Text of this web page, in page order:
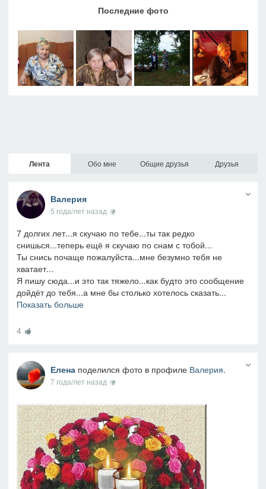
Последние фото
Лента Обо мне Общие друзья Друзья
Валерия
5 года/лет назад
7 долгих лет...я скучаю по тебе...ты так редко
снишься...теперь ещё я скучаю по снам с тобой...
Ты снись почаще пожалуйста...мне безумно тебя не
хватает...
Я пишу сюда...и это так тяжело...как будто это сообщение
дойдёт до тебя...а мне бы столько хотелось сказать...
Показать больше
4
Еленаподелился фото в профиле Валерия.
7 года/лет назад